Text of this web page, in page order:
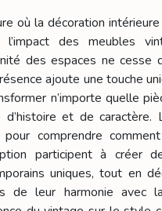
où la décoration
l’impact des meubles
des espaces ne cesse
ajoute une touche
n’importe quelle
d’histoire et de caractère.
pour comprendre
participent à créer
uniques, tout en
de leur harmonie avec